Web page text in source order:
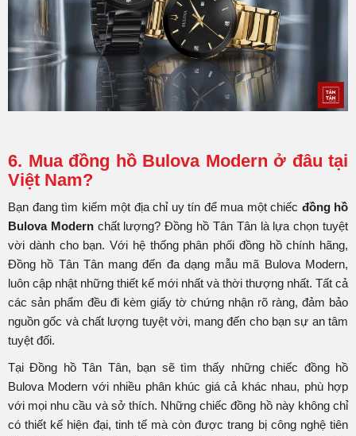
6. Mua đồng hồ Bulova Modern ở đâu tại
Việt Nam?
Bạn đang tìm kiếm một địa chỉ uy tín để mua một chiếc đồng hồ
Bulova Modernchất lượng? Đồng hồ Tân Tân là lựa chọn tuyệt
vời dành cho bạn. Với hệ thống phân phối đồng hồ chính hãng,
Đồng hồ Tân Tân mang đến đa dạng mẫu mã Bulova Modern,
luôn cập nhật những thiết kế mới nhất và thời thượng nhất. Tất cả
các sản phẩm đều đi kèm giấy tờ chứng nhận rõ ràng, đảm bảo
nguồn gốc và chất lượng tuyệt vời, mang đến cho bạn sự an tâm
tuyệt đối.
Tại Đồng hồ Tân Tân, bạn sẽ tìm thấy những chiếc đồng hồ
Bulova Modern với nhiều phân khúc giá cả khác nhau, phù hợp
với mọi nhu cầu và sở thích. Những chiếc đồng hồ này không chỉ
có thiết kế hiện đại, tinh tế mà còn được trang bị công nghệ tiên